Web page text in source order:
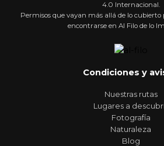
4.0 Internacional.
Permisos que vayan más allá de lo cubierto
encontrarse en Al Filo de lo
Condiciones y
Nuestras rutas
Lugares a
Fotografía
Naturaleza
Blog